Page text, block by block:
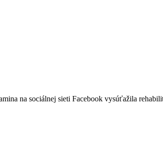
na sociálnej sieti Facebook vysúťažila